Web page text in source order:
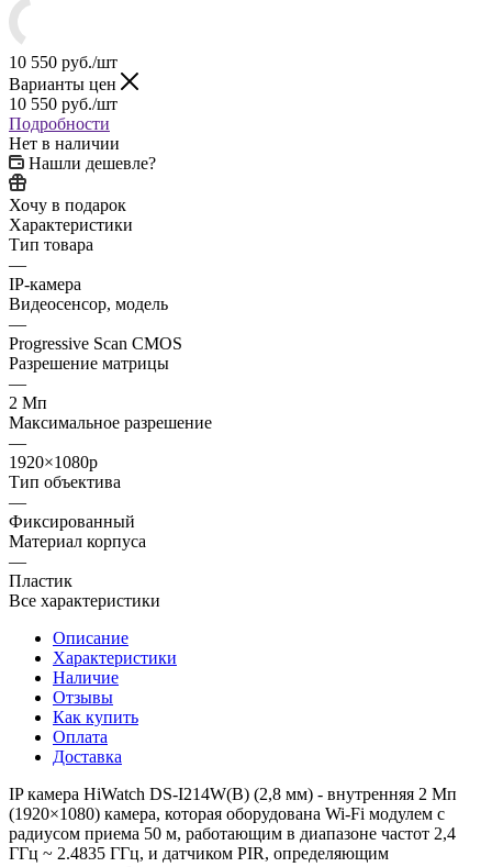
10 550 руб./шт
Варианты цен
10 550 руб./шт
Подробности
Нет в наличии
Нашли дешевле?
Хочу в подарок
Характеристики
Тип товара
—
IP-камера
Видеосенсор, модель
—
Progressive Scan CMOS
Разрешение матрицы
—
2 Мп
Максимальное разрешение
—
1920×1080p
Тип объектива
—
Фиксированный
Материал корпуса
—
Пластик
Все характеристики
Описание
Характеристики
Наличие
Отзывы
Как купить
Оплата
Доставка
IP камера HiWatch DS-I214W(B) (2,8 мм) - внутренняя 2 Мп
(1920×1080) камера, которая оборудована Wi-Fi модулем с
радиусом приема 50 м, работающим в диапазоне частот 2,4
ГГц ~ 2.4835 ГГц, и датчиком PIR, определяющим